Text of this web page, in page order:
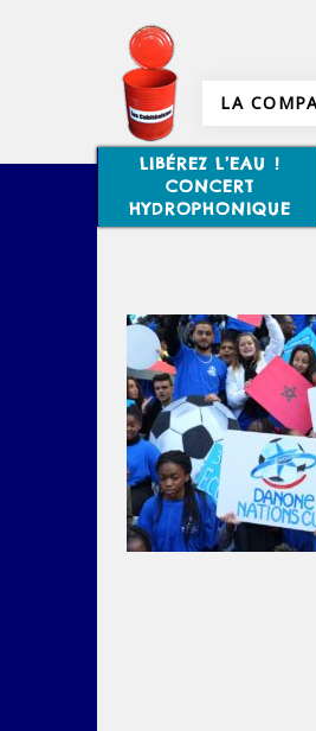
LA
LIBÉREZ L’EAU !
CONCERT
HYDROPHONIQUE